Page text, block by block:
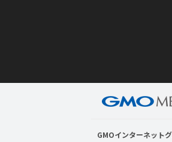
GMOインターネット